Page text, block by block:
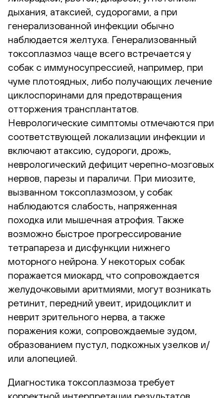
дыхания, атаксией, судорогами, а при
генерализованной инфекции обычно
наблюдается желтуха. Генерализованный
токсоплазмоз чаще всего встречается у
собак с иммуносупрессией, например, при
чуме плотоядных, либо получающих лечение
циклоспоринами для предотвращения
отторжения трансплантатов.
Неврологические симптомы отмечаются при
соответствующей локализации инфекции и
включают атаксию, судороги, дрожь,
неврологический дефицит черепно-мозговых
нервов, парезы и параличи. При миозите,
вызванном токсоплазмозом, у собак
наблюдаются слабость, напряженная
походка или мышечная атрофия. Также
возможно быстрое прогрессирование
тетрапареза и дисфункции нижнего
моторного нейрона. У некоторых собак
поражается миокард, что сопровождается
желудочковыми аритмиями, могут возникать
ретинит, передний увеит, иридоциклит и
неврит зрительного нерва, а также
поражения кожи, сопровождаемые зудом,
образованием пустул, подкожных узелков и/
или алопецией.
Диагностика токсоплазмоза требует
корректной интерпретации результатов